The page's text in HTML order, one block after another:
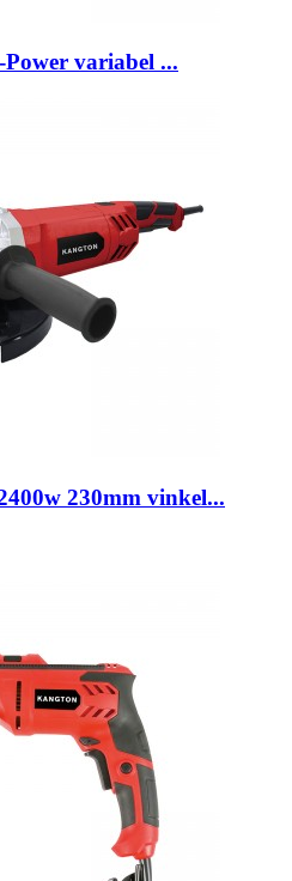
variabel ...
230mm vinkel...